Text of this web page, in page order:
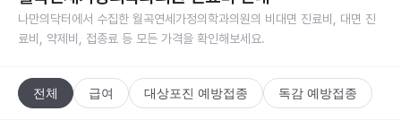
나만의닥터에서 수집한 월곡연세가정의학과의원의 비대면 진료비, 대면 진
료비, 약제비, 접종료 등 모든 가격을 확인해보세요.
전체 급여 대상포진 예방접종 독감 예방접종